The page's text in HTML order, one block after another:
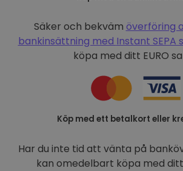
Säker och bekväm överföring
bankinsättning med Instant SEPA
köpa med ditt EURO
Köp med ett betalkort eller
Har du inte tid att vänta på
kan omedelbart köpa med ditt